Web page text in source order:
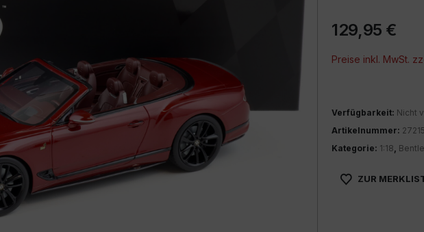
129,95 €
Preise inkl. MwSt.
Verfügbarkeit: Nicht
Artikelnummer:
Kategorie: 1:18,
ZUR